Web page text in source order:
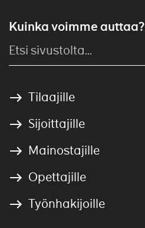
Kuinka voimme auttaa?
Tilaajille
Sijoittajille
Mainostajille
Opettajille
Työnhakijoille